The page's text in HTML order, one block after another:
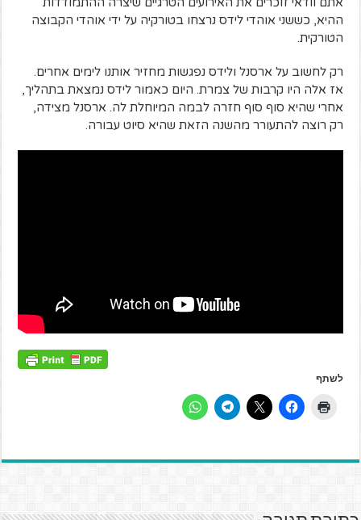
ההיא, כששני אוהדי לידס נרצחו בטורקיה על ידי אוהדי הקבוצה
הטורקית.
רק לחשוב על ארסנל ולידס נפגשות מחזיר אותנו לימים אחרים.
אז אלה היו קרבות של צמרת. היום כאמור לידס נמצאת בתהליך,
אחרי שהיא סוף סוף חזרה לבמה המיוחלת לה. ארסנל מצידה,
רק רוצה להתעורר מהשנה הזאת שהיא סיוט עבורה.
לשתף